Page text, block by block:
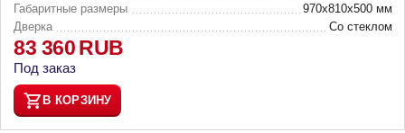
Габаритные размеры
970х810х500 мм
Дверка
Со стеклом
83 360RUB
Под заказ
В КОРЗИНУ